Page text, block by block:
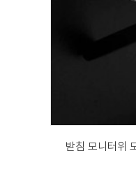
받침 모니터위